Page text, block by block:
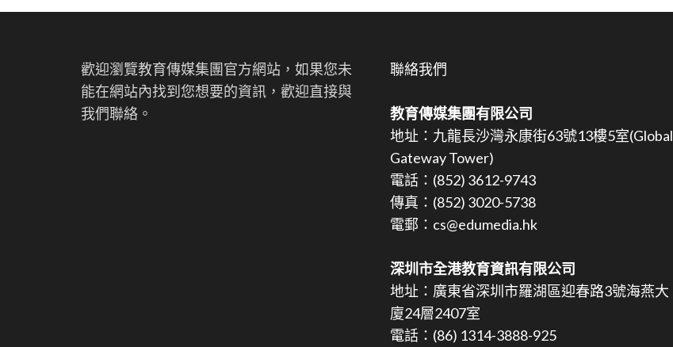
歡迎瀏覽教育傳媒集團官方網站，如果您未
能在網站內找到您想要的資訊，歡迎直接與
我們聯絡。
聯絡我們
教育傳媒集團有限公司
地址：九龍長沙灣永康街63號13樓5室(Global
Gateway Tower)
電話：(852) 3612-9743
傳真：(852) 3020-5738
電郵：cs@edumedia.hk
深圳市全港教育資訊有限公司
地址：廣東省深圳市羅湖區迎春路3號海燕大
廈24層2407室
電話：(86) 1314-3888-925